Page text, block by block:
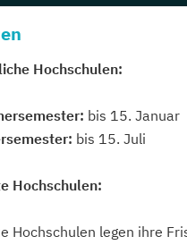
Hochschulen:
bis 15. Januar
bis 15. Juli
Hochschulen:
Hochschulen legen ihre